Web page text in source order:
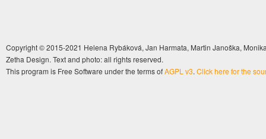
Copyright © 2015-2021 Helena Rybáková, Jan Harmata, Martin Janoška,
Zetha Design. Text and photo: all rights reserved.
This program is Free Software under the terms ofAGPL v3. Click here for the